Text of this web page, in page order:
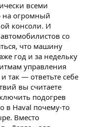
всеми
огромный
консоли. И
со
что машину
год и за недельку
управления
так — ответьте себе
вы считаете
подогрев
в Haval почему-то
Вместо